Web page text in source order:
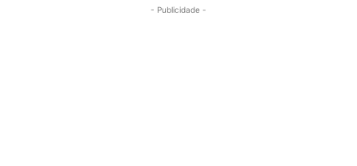
- Publicidade -